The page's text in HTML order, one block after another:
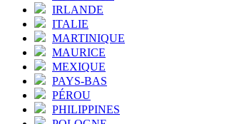
IRLANDE
ITALIE
MARTINIQUE
MAURICE
MEXIQUE
PAYS-BAS
PÉROU
PHILIPPINES